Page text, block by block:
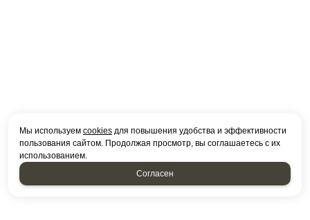
Мы используем cookies для повышения удобства и эффективности
пользования сайтом. Продолжая просмотр, вы соглашаетесь с их
использованием.
Согласен